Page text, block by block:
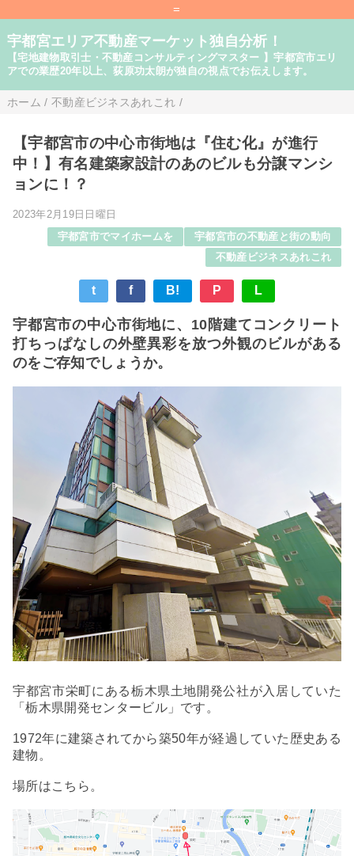
=
宇都宮エリア不動産マーケット独自分析！
【宅地建物取引士・不動産コンサルティングマスター 】宇都宮市エリ
アでの業歴20年以上、荻原功太朗が独自の視点でお伝えします。
ホーム / 不動産ビジネスあれこれ /
【宇都宮市の中心市街地は『住む化』が進行
中！】有名建築家設計のあのビルも分譲マンシ
ョンに！？
2023年2月19日日曜日
宇都宮市でマイホームを
宇都宮市の不動産と街の動向
不動産ビジネスあれこれ
t f B! P L
宇都宮市の中心市街地に、10階建てコンクリート
打ちっぱなしの外壁異彩を放つ外観のビルがある
のをご存知でしょうか。
宇都宮市栄町にある栃木県土地開発公社が入居していた
「栃木県開発センタービル」です。
1972年に建築されてから築50年が経過していた歴史ある
建物。
場所はこちら。